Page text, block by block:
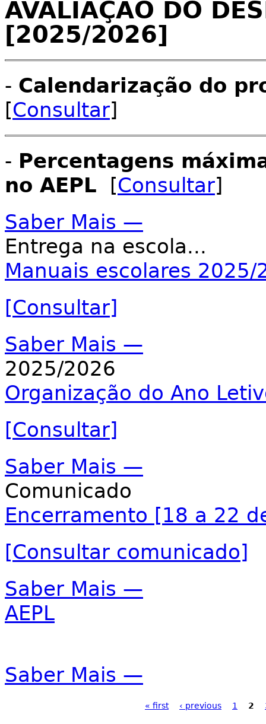
AVALIAÇÃO DO
[2025/2026]
- Calendarização do
[Consultar]
- Percentagens
no AEPL [Consultar]
Saber Mais —
Entrega na escola...
Manuais escolares 2025/
[Consultar]
Saber Mais —
2025/2026
Organização do Ano
[Consultar]
Saber Mais —
Comunicado
Encerramento [18 a 22
[Consultar comunicado]
Saber Mais —
AEPL
Saber Mais —
« first ‹ previous 1 2